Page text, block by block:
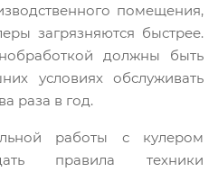
помещения,
загрязняются быстрее.
должны быть
условиях обслуживать
раза в год.
работы с кулером
правила техники